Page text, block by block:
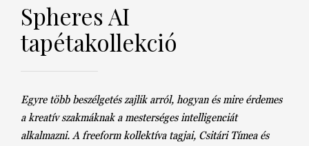
Trendek
Szép terek
SZTÁRHÍREK
ANYA
AWARDS
Spheres AI
tapétakollekció
Egyre több beszélgetés zajlik arról, hogyan és mire érdemes
a kreatív szakmáknak a mesterséges intelligenciát
alkalmazni. A freeform kollektíva tagjai, Csitári Tímea és